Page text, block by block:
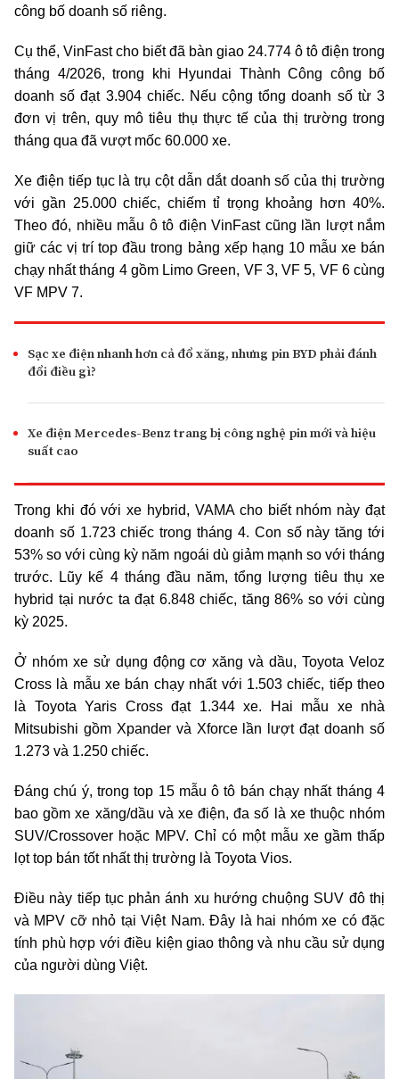
công bố doanh số riêng.
Cụ thể, VinFast cho biết đã bàn giao 24.774 ô tô điện trong
tháng 4/2026, trong khi Hyundai Thành Công công bố
doanh số đạt 3.904 chiếc. Nếu cộng tổng doanh số từ 3
đơn vị trên, quy mô tiêu thụ thực tế của thị trường trong
tháng qua đã vượt mốc 60.000 xe.
Xe điện tiếp tục là trụ cột dẫn dắt doanh số của thị trường
với gần 25.000 chiếc, chiếm tỉ trọng khoảng hơn 40%.
Theo đó, nhiều mẫu ô tô điện VinFast cũng lần lượt nắm
giữ các vị trí top đầu trong bảng xếp hạng 10 mẫu xe bán
chạy nhất tháng 4 gồm Limo Green, VF 3, VF 5, VF 6 cùng
VF MPV 7.
Sạc xe điện nhanh hơn cả đổ xăng, nhưng pin BYD phải đánh
đổi điều gì?
Xe điện Mercedes-Benz trang bị công nghệ pin mới và hiệu
suất cao
Trong khi đó với xe hybrid, VAMA cho biết nhóm này đạt
doanh số 1.723 chiếc trong tháng 4. Con số này tăng tới
53% so với cùng kỳ năm ngoái dù giảm mạnh so với tháng
trước. Lũy kế 4 tháng đầu năm, tổng lượng tiêu thụ xe
hybrid tại nước ta đạt 6.848 chiếc, tăng 86% so với cùng
kỳ 2025.
Ở nhóm xe sử dụng động cơ xăng và dầu, Toyota Veloz
Cross là mẫu xe bán chạy nhất với 1.503 chiếc, tiếp theo
là Toyota Yaris Cross đạt 1.344 xe. Hai mẫu xe nhà
Mitsubishi gồm Xpander và Xforce lần lượt đạt doanh số
1.273 và 1.250 chiếc.
Đáng chú ý, trong top 15 mẫu ô tô bán chạy nhất tháng 4
bao gồm xe xăng/dầu và xe điện, đa số là xe thuộc nhóm
SUV/Crossover hoặc MPV. Chỉ có một mẫu xe gầm thấp
lọt top bán tốt nhất thị trường là Toyota Vios.
Điều này tiếp tục phản ánh xu hướng chuộng SUV đô thị
và MPV cỡ nhỏ tại Việt Nam. Đây là hai nhóm xe có đặc
tính phù hợp với điều kiện giao thông và nhu cầu sử dụng
của người dùng Việt.